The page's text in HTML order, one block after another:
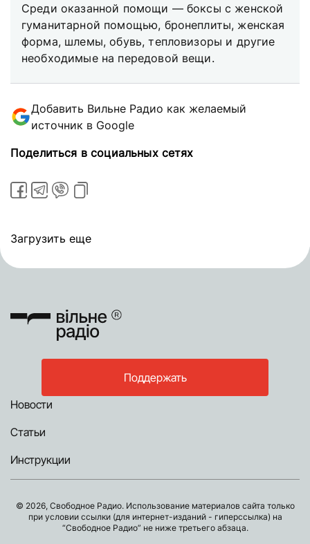
Среди оказанной помощи — боксы с женской
гуманитарной помощью, бронеплиты, женская
форма, шлемы, обувь, тепловизоры и другие
необходимые на передовой вещи.
Добавить Вильне Радио как желаемый
источник в Google
Поделиться в социальных сетях
Загрузить еще
Поддержать
Новости
Статьи
Инструкции
© 2026, Свободное Радио. Использование материалов сайта только
при условии ссылки (для интернет-изданий - гиперссылка) на
“Свободное Радио” не ниже третьего абзаца.